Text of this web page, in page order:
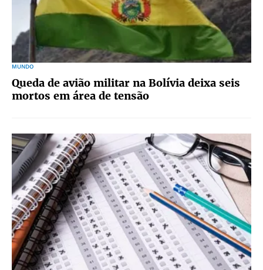
MUNDO
Queda de avião militar na Bolívia deixa seis
mortos em área de tensão